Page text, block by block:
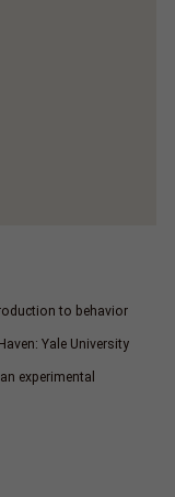
to behavior
Yale University
experimental